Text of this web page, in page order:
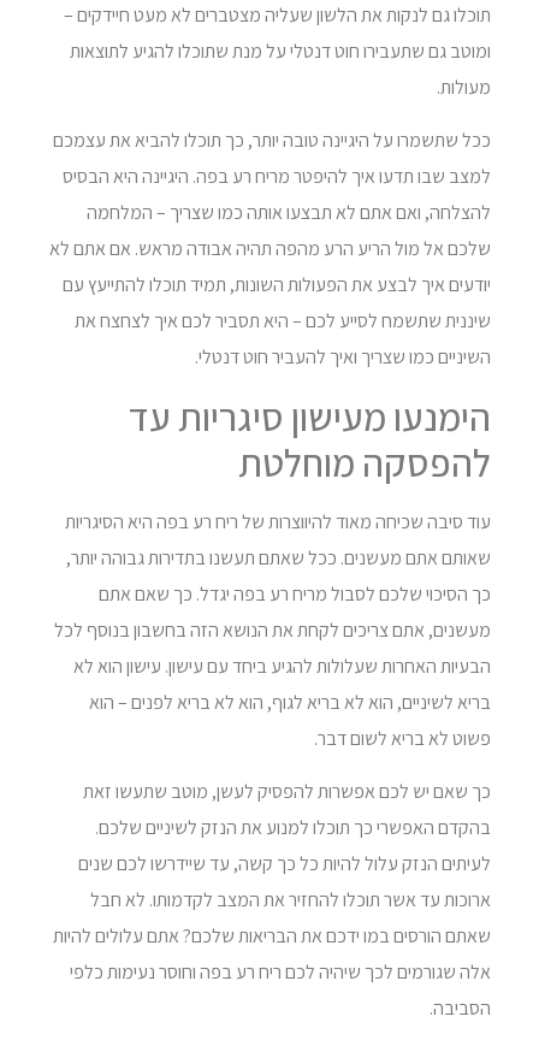
תוכלו גם לנקות את הלשון שעליה מצטברים לא מעט חיידקים –
ומוטב גם שתעבירו חוט דנטלי על מנת שתוכלו להגיע לתוצאות
מעולות.
ככל שתשמרו על היגיינה טובה יותר, כך תוכלו להביא את עצמכם
למצב שבו תדעו איך להיפטר מריח רע בפה. היגיינה היא הבסיס
להצלחה, ואם אתם לא תבצעו אותה כמו שצריך – המלחמה
שלכם אל מול הריע הרע מהפה תהיה אבודה מראש. אם אתם לא
יודעים איך לבצע את הפעולות השונות, תמיד תוכלו להתייעץ עם
שיננית שתשמח לסייע לכם – היא תסביר לכם איך לצחצח את
השיניים כמו שצריך ואיך להעביר חוט דנטלי.
הימנעו מעישון סיגריות עד
להפסקה מוחלטת
עוד סיבה שכיחה מאוד להיווצרות של ריח רע בפה היא הסיגריות
שאותם אתם מעשנים. ככל שאתם תעשנו בתדירות גבוהה יותר,
כך הסיכוי שלכם לסבול מריח רע בפה יגדל. כך שאם אתם
מעשנים, אתם צריכים לקחת את הנושא הזה בחשבון בנוסף לכל
הבעיות האחרות שעלולות להגיע ביחד עם עישון. עישון הוא לא
בריא לשיניים, הוא לא בריא לגוף, הוא לא בריא לפנים – הוא
פשוט לא בריא לשום דבר.
כך שאם יש לכם אפשרות להפסיק לעשן, מוטב שתעשו זאת
בהקדם האפשרי כך תוכלו למנוע את הנזק לשיניים שלכם.
לעיתים הנזק עלול להיות כל כך קשה, עד שיידרשו לכם שנים
ארוכות עד אשר תוכלו להחזיר את המצב לקדמותו. לא חבל
שאתם הורסים במו ידכם את הבריאות שלכם? אתם עלולים להיות
אלה שגורמים לכך שיהיה לכם ריח רע בפה וחוסר נעימות כלפי
הסביבה.